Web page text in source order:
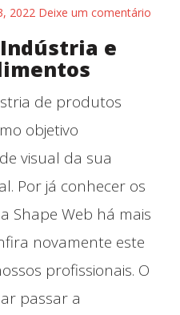
2022 Deixe um comentário
Indústria e
de produtos
objetivo
visual da sua
Por já conhecer os
Shape Web há mais
novamente este
profissionais. O
passar a